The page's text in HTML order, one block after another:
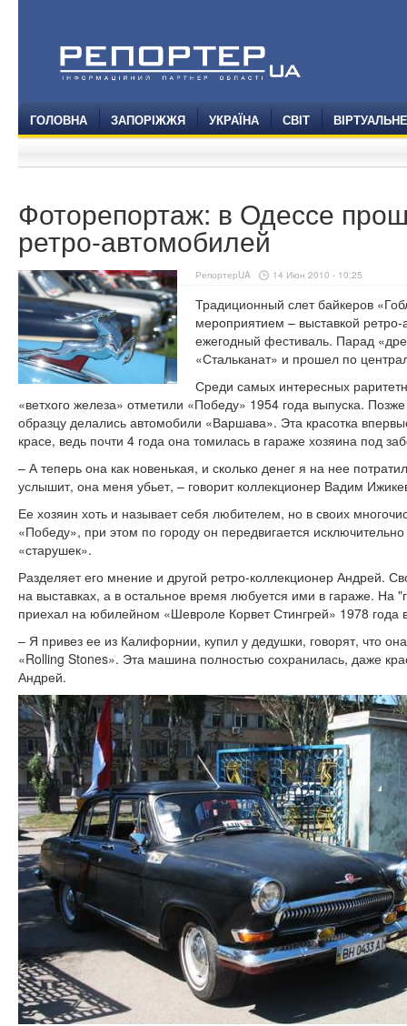
ГОЛОВНА ЗАПОРІЖЖЯ УКРАЇНА СВІТ
Фоторепортаж: в Одессе
ретро-автомобилей
РепортерUA 14 Июн 2010 - 10:25
Традиционный слет байкеров
мероприятием – выставкой
ежегодный фестиваль. Парад
«Стальканат» и прошел по
Среди самых интересных
«ветхого железа» отметили «Победу» 1954 года выпуска.
образцу делались автомобили «Варшава». Эта красотка
красе, ведь почти 4 года она томилась в гараже хозяина под
– А теперь она как новенькая, и сколько денег я на нее
услышит, она меня убьет, – говорит коллекционер Вадим
Ее хозяин хоть и называет себя любителем, но в своих
«Победу», при этом по городу он передвигается
«старушек».
Разделяет его мнение и другой ретро-коллекционер Андрей.
на выставках, а в остальное время любуется ими в гараже. На
приехал на юбилейном «Шевроле Корвет Стингрей» 1978
– Я привез ее из Калифорнии, купил у дедушки, говорят, что
«Rolling Stones». Эта машина полностью сохранилась, даже
Андрей.